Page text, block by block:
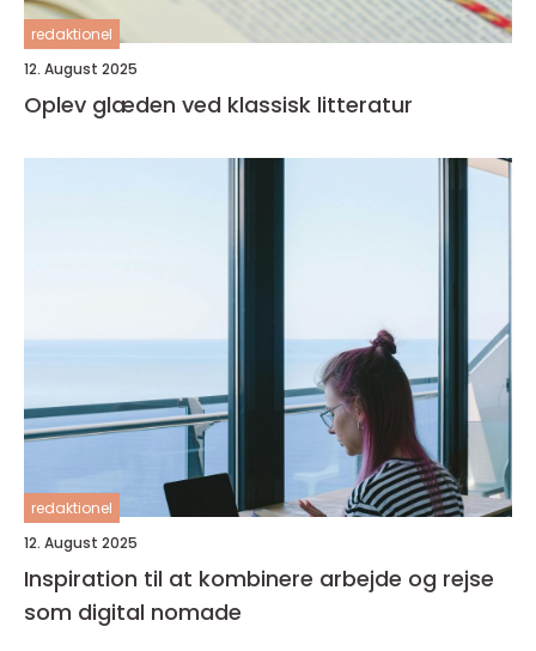
redaktionel
12. August 2025
Oplev glæden ved klassisk litteratur
redaktionel
12. August 2025
Inspiration til at kombinere arbejde og rejse
som digital nomade